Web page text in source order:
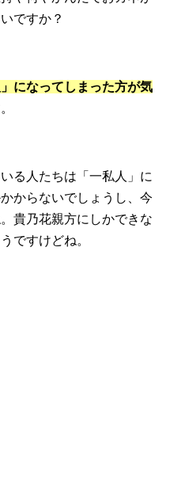
ですか？
」になってしまった方が気
る人たちは「一私人」に
からないでしょうし、今
貴乃花親方にしかできな
ですけどね。